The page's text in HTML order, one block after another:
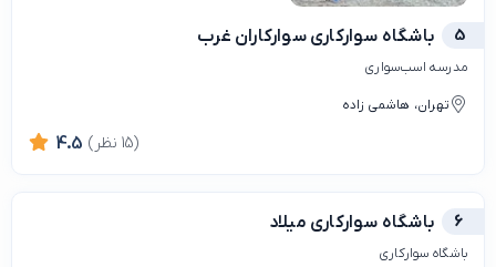
5 باشگاه سوارکاری سوارکاران غرب
مدرسه اسب‌سواری
تهران، هاشمی زاده
4.5 (15 نظر)
6 باشگاه سوارکاری میلاد
باشگاه سوارکاری